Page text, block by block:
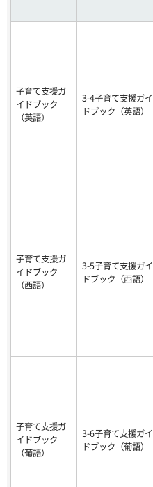
子育て支援ガ
イドブック
（英語）
3-4子育て支援ガイ
ドブック（英語）
子育て支援ガ
イドブック
（西語）
3-5子育て支援ガイ
ドブック（西語）
子育て支援ガ
イドブック
（葡語）
3-6子育て支援ガイ
ドブック（葡語）